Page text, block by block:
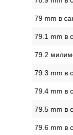
79 mm в
79.1 mm в
79.2
79.3 mm в
79.4 mm в
79.5 mm в
79.6 mm в